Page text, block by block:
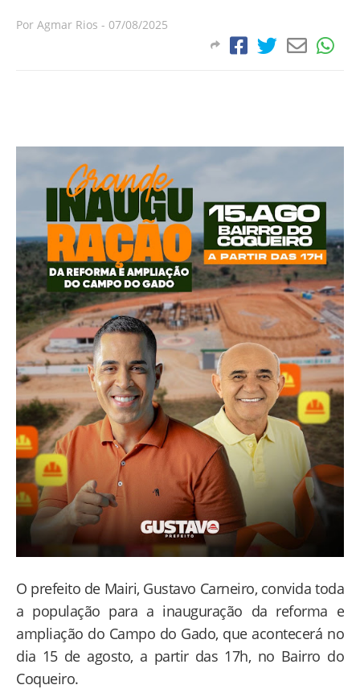
Por Agmar Rios - 07/08/2025
O prefeito de Mairi, Gustavo Carneiro, convida toda
a população para a inauguração da reforma e
ampliação do Campo do Gado, que acontecerá no
dia 15 de agosto, a partir das 17h, no Bairro do
Coqueiro.